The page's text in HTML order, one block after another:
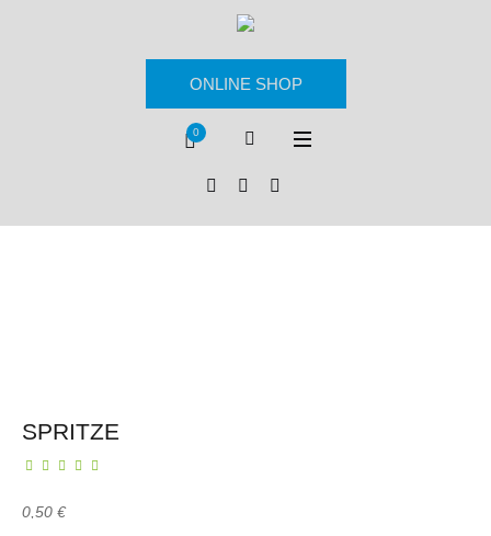
ONLINE SHOP
0
SPRITZE
0,50 €